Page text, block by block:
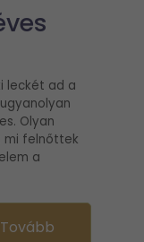
leckét ad a
Olyan
mi felnőttek
a
Tovább